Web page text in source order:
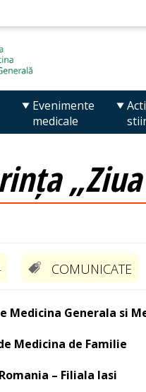
Evenimente
medicale
COMUNICATE
Medicina Generala si
Medicina de Familie
– Filiala Iasi